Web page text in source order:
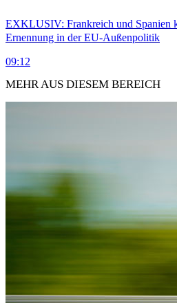
EXKLUSIV: Frankreich und Spanien
Ernennung in der EU-Außenpolitik
09:12
MEHR AUS DIESEM BEREICH